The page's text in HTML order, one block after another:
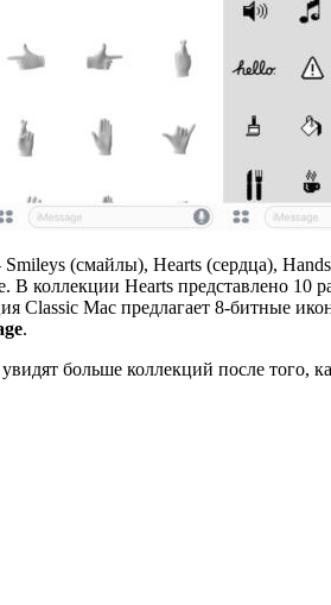
(смайлы), Hearts (сердца),
коллекции Hearts представлено 10
Classic Mac предлагает 8-битные
.
больше коллекций после того,